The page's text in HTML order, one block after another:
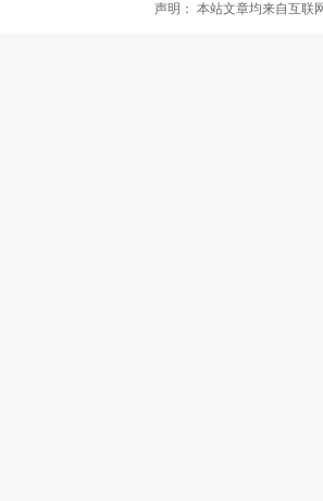
声明： 本站文章均来自互联